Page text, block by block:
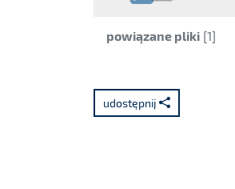
Kategoria:
powiązane pliki [1]
udostępnij